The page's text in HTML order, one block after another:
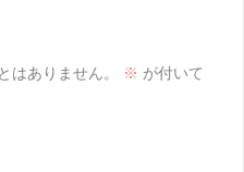
はありません。 ※ が付いて